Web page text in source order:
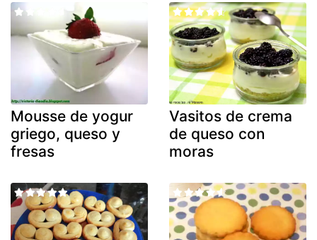
Mousse de yogur
griego, queso y
fresas
Vasitos de crema
de queso con
moras